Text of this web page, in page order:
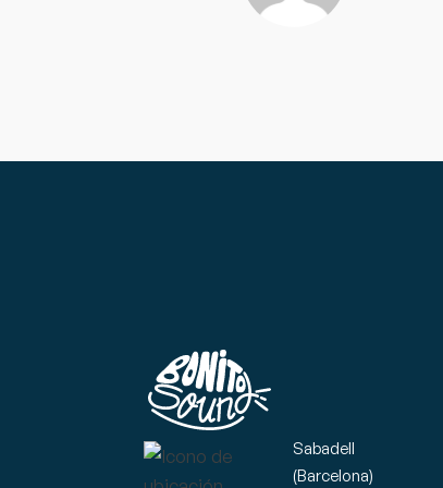
Sabadell
(Barcelona)